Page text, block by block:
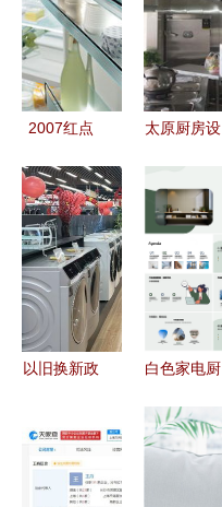
2007红点
卫具大奖
功能与美学
的完美结合
太原厨房设
众鑫厨具让
安全与实用
结合
以旧换新政
新增长 家
电厨卫订单
量同比攀升
白色家电厨
PPT演示合
集 智慧厨